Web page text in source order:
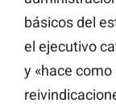
básicos del
el ejecutivo
y «hace